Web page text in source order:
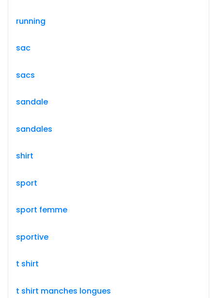
running
sac
sacs
sandale
sandales
shirt
sport
sport femme
sportive
t shirt
t shirt manches longues